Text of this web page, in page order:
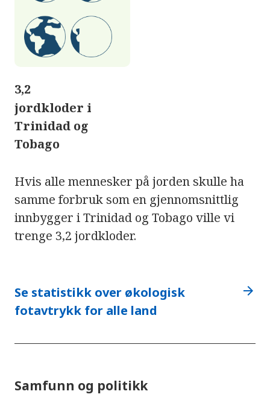
3,2
jordkloder i
Trinidad og
Tobago
Hvis alle mennesker på jorden skulle ha
samme forbruk som en gjennomsnittlig
innbygger i Trinidad og Tobago ville vi
trenge 3,2 jordkloder.
Se statistikk over økologisk
fotavtrykk for alle land
arrow_forward
Samfunn og politikk